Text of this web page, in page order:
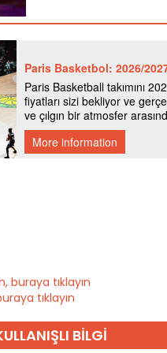
buraya tıklayın
tıklayın
BILGI